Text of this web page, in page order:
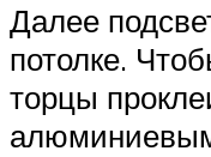
Далее
потолке.
торцы